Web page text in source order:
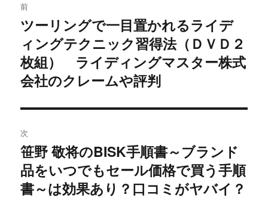
稿
ナ
ビ
シ
ョ
ン
前
過
去
の
投
稿:
ツーリングで一目置かれるライデ
ィングテクニック習得法（ＤＶＤ２
枚組） ライディングマスター株式
会社のクレームや評判
次
次
の
投
笹野 敬将のBISK手順書～ブランド
品をいつでもセール価格で買う手順
書～は効果あり？口コミがヤバイ？